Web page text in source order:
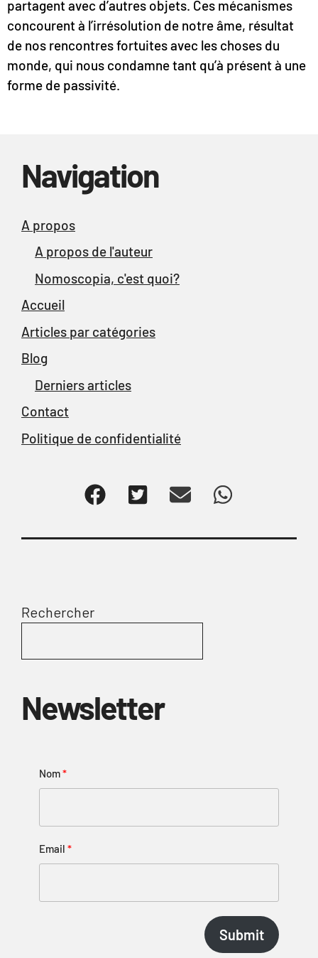
partagent avec d’autres objets. Ces mécanismes
concourent à l’irrésolution de notre âme, résultat
de nos rencontres fortuites avec les choses du
monde, qui nous condamne tant qu’à présent à une
forme de passivité.
Navigation
A propos
A propos de l'auteur
Nomoscopia, c'est quoi?
Accueil
Articles par catégories
Blog
Derniers articles
Contact
Politique de confidentialité
Rechercher
Newsletter
Nom
Email
Submit